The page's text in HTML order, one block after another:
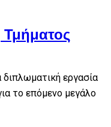
Τμήματος
εργασία
το επόμενο μεγάλο